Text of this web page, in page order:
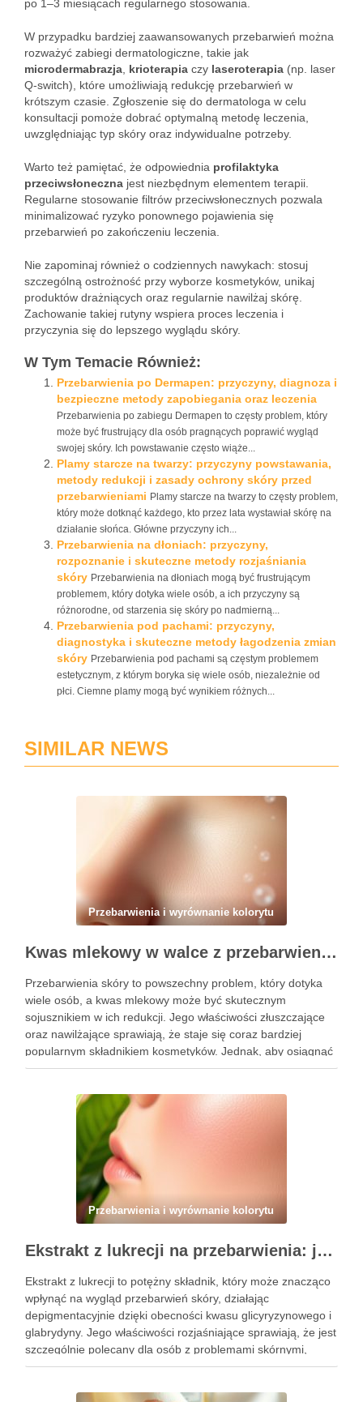
po 1–3 miesiącach regularnego stosowania.
W przypadku bardziej zaawansowanych przebarwień można
rozważyć zabiegi dermatologiczne, takie jak
microdermabrazja krioterapia czy laseroterapia (np. laser
Q-switch), które umożliwiają redukcję przebarwień w
krótszym czasie. Zgłoszenie się do dermatologa w celu
konsultacji pomoże dobrać optymalną metodę leczenia,
uwzględniając typ skóry oraz indywidualne potrzeby.
Warto też pamiętać, że odpowiednia profilaktyka
przeciwsłoneczna jest niezbędnym elementem terapii.
Regularne stosowanie filtrów przeciwsłonecznych pozwala
minimalizować ryzyko ponownego pojawienia się
przebarwień po zakończeniu leczenia.
Nie zapominaj również o codziennych nawykach: stosuj
szczególną ostrożność przy wyborze kosmetyków, unikaj
produktów drażniących oraz regularnie nawilżaj skórę.
Zachowanie takiej rutyny wspiera proces leczenia i
przyczynia się do lepszego wyglądu skóry.
W Tym Temacie Również:
Przebarwienia po Dermapen: przyczyny, diagnoza i
bezpieczne metody zapobiegania oraz leczenia
Przebarwienia po zabiegu Dermapen to częsty problem, który
może być frustrujący dla osób pragnących poprawić wygląd
swojej skóry. Ich powstawanie często wiąże...
Plamy starcze na twarzy: przyczyny powstawania,
metody redukcji i zasady ochrony skóry przed
przebarwieniami Plamy starcze na twarzy to częsty problem,
który może dotknąć każdego, kto przez lata wystawiał skórę na
działanie słońca. Główne przyczyny ich...
Przebarwienia na dłoniach: przyczyny,
rozpoznanie i skuteczne metody rozjaśniania
skóry Przebarwienia na dłoniach mogą być frustrującym
problemem, który dotyka wiele osób, a ich przyczyny są
różnorodne, od starzenia się skóry po nadmierną...
Przebarwienia pod pachami: przyczyny,
diagnostyka i skuteczne metody łagodzenia zmian
skóry Przebarwienia pod pachami są częstym problemem
estetycznym, z którym boryka się wiele osób, niezależnie od
płci. Ciemne plamy mogą być wynikiem różnych...
SIMILAR NEWS
Przebarwienia i wyrównanie kolorytu
Kwas mlekowy w walce z przebarwieniami: skuteczne działanie i najczęstsze błędy stosowania
Przebarwienia skóry to powszechny problem, który dotyka
wiele osób, a kwas mlekowy może być skutecznym
sojusznikiem w ich redukcji. Jego właściwości złuszczające
oraz nawilżające sprawiają, że staje się coraz bardziej
popularnym składnikiem kosmetyków. Jednak, aby osiągnąć
zamierzone efekty, kluczowe jest nie tylko jego odpowiednie
Przebarwienia i wyrównanie kolorytu
Ekstrakt z lukrecji na przebarwienia: jak działa i kiedy warto go stosować w pielęgnacji skóry
Ekstrakt z lukrecji to potężny składnik, który może znacząco
wpłynąć na wygląd przebarwień skóry, działając
depigmentacyjnie dzięki obecności kwasu glicyryzynowego i
glabrydyny. Jego właściwości rozjaśniające sprawiają, że jest
szczególnie polecany dla osób z problemami skórnymi,
takimi jak przebarwienia czy zmiany potrądzikowe. Warto